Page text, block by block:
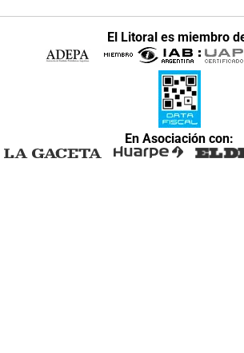
El Litoral es miembro
En Asociación con: